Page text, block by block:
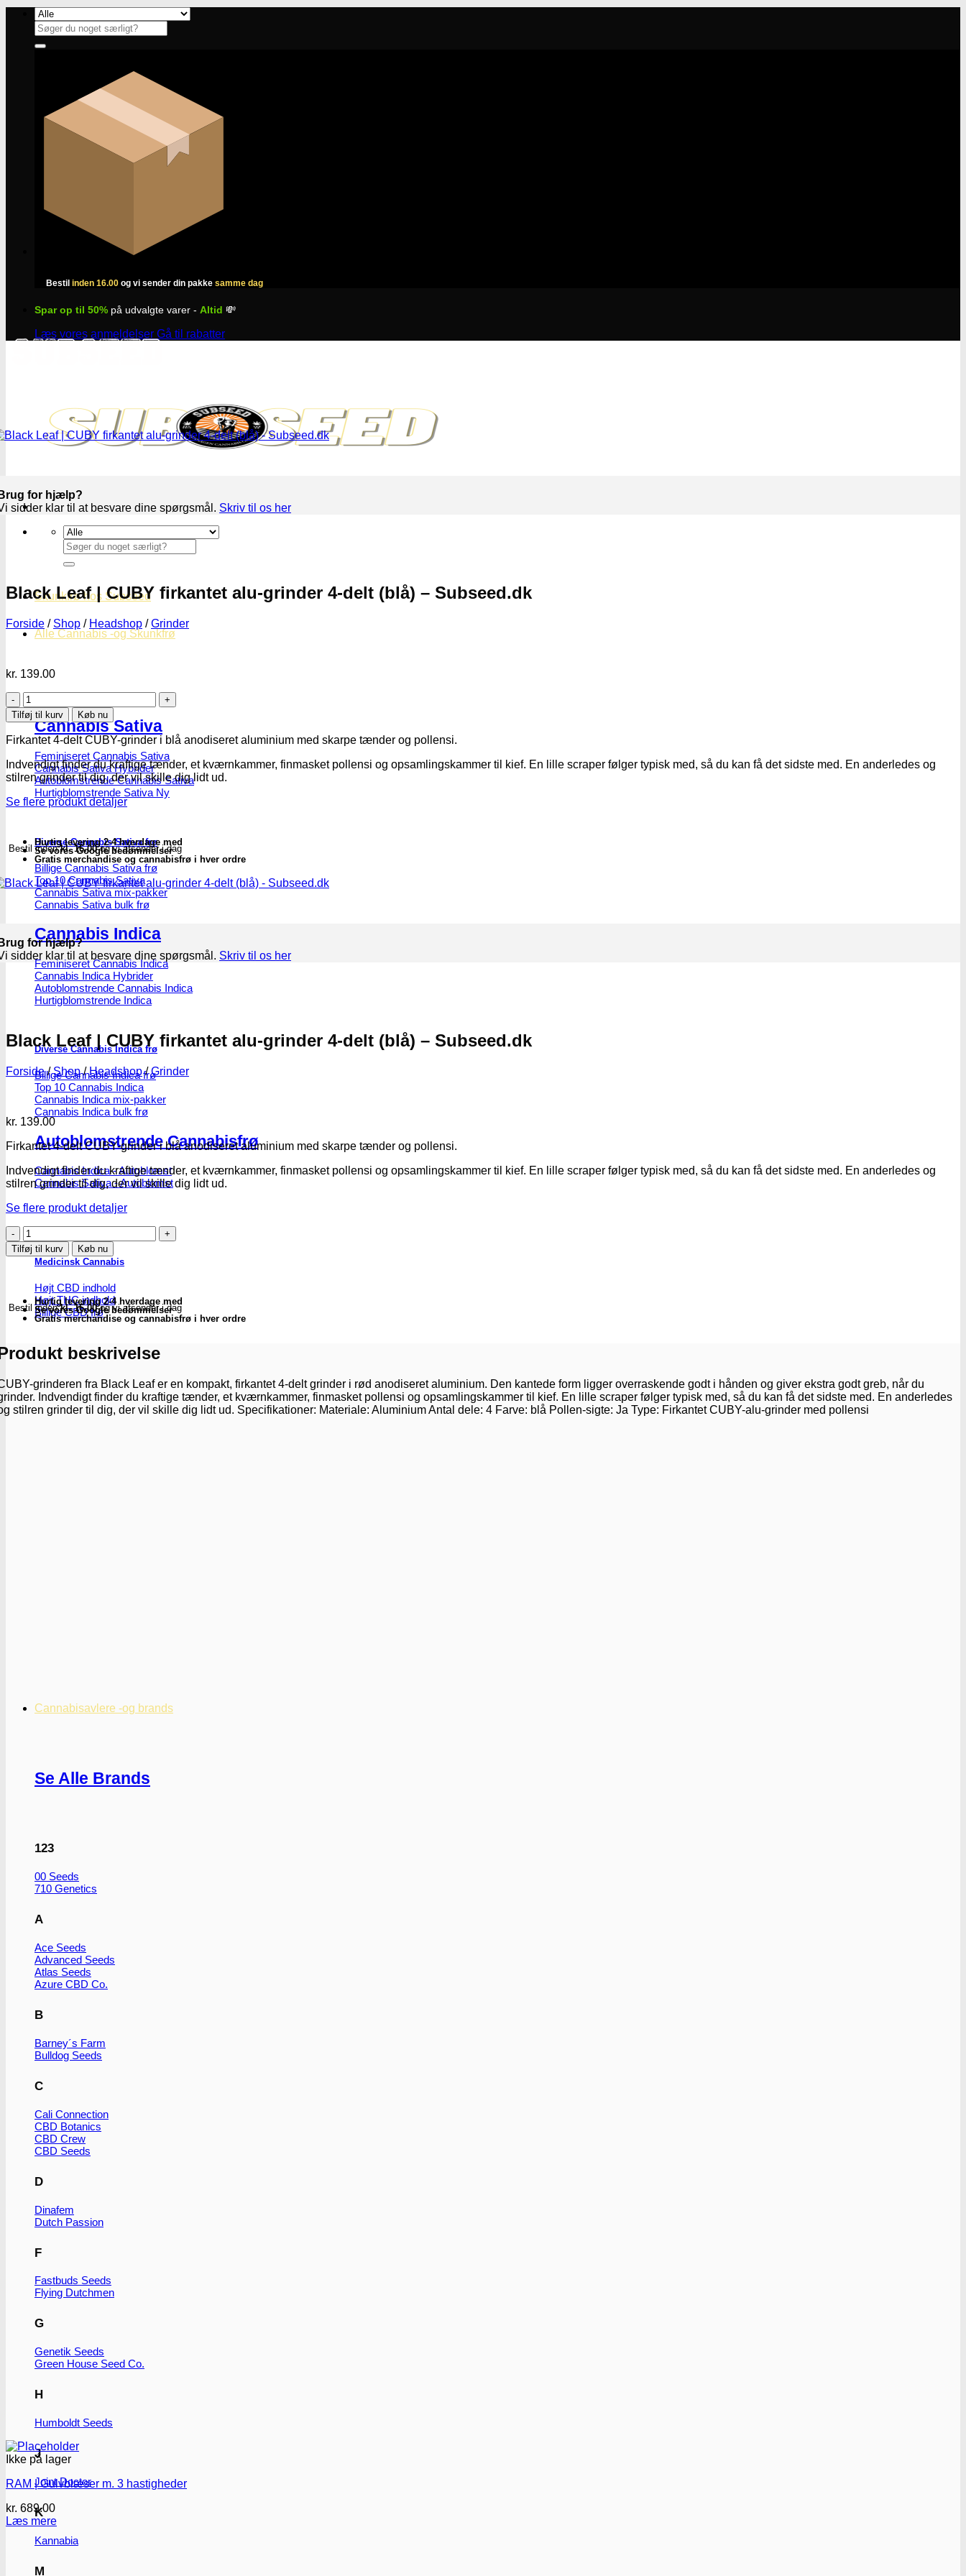
Fortsæt
indhold
Søg
efter:
Bestil inden 16.00 og vi sender din pakke samme dag
Spar op til 50% på udvalgte varer - Altid 💸
Læs vores anmeldelser Gå til rabatter
Søg
efter:
Skunkfrø hos Subseed
Alle Cannabis -og Skunkfrø
Cannabis Sativa
Feminiseret Cannabis Sativa
Cannabis Sativa Hybrider
Autoblomstrende Cannabis Sativa
Hurtigblomstrende Sativa
Diverse Cannabis Sativa frø
Billige Cannabis Sativa frø
Top 10 Cannabis Sativa
Cannabis Sativa mix-pakker
Cannabis Sativa bulk frø
Cannabis Indica
Feminiseret Cannabis Indica
Cannabis Indica Hybrider
Autoblomstrende Cannabis Indica
Hurtigblomstrende Indica
Diverse Cannabis Indica frø
Billige Cannabis Indica frø
Top 10 Cannabis Indica
Cannabis Indica mix-pakker
Cannabis Indica bulk frø
Autoblomstrende Cannabisfrø
Cannabis Indica - Autoblomst
Cannabis Sativa - Autoblomst
Medicinsk Cannabis
Højt CBD indhold
Højt THC indhold
Billige CBD frø
Cannabisavlere -og brands
Se Alle Brands
123
00 Seeds
710 Genetics
A
Ace Seeds
Advanced Seeds
Atlas Seeds
Azure CBD Co.
B
Barney´s Farm
Bulldog Seeds
C
Cali Connection
CBD Botanics
CBD Crew
CBD Seeds
D
Dinafem
Dutch Passion
F
Fastbuds Seeds
Flying Dutchmen
G
Genetik Seeds
Green House Seed Co.
H
Humboldt Seeds
J
Joint Doctor
K
Kannabia
M
for hjælp?
sidder klar til at besvare dine spørgsmål. Skriv til os her
Black Leaf | CUBY firkantet alu-grinder 4-delt (blå) – Subseed.dk
Forside / Shop / Headshop / Grinder
kr. 139.00
Black
Leaf
|
CUBY
firkantet
alu-
grinder
delt
Subseed.dk
antal
Tilføj til kurv Køb nu
Firkantet 4-delt CUBY-grinder i blå anodiseret aluminium med skarpe tænder og pollensi.
Indvendigt finder du kraftige tænder, et kværnkammer, finmasket pollensi og opsamlingskammer til kief. En lille scraper følger typisk med, så du kan få det sidste med. En anderledes og
stilren grinder til dig, der vil skille dig lidt ud.
Se flere produkt detaljer
Bestil indenkl. 16.00og vi afsender i dag
Hurtig levering 2-4 hverdage med
Se vores Google bedømmelser
Gratis merchandise og cannabisfrø i hver ordre
for hjælp?
sidder klar til at besvare dine spørgsmål. Skriv til os her
Black Leaf | CUBY firkantet alu-grinder 4-delt (blå) – Subseed.dk
Forside / Shop / Headshop / Grinder
kr. 139.00
Firkantet 4-delt CUBY-grinder i blå anodiseret aluminium med skarpe tænder og pollensi.
Indvendigt finder du kraftige tænder, et kværnkammer, finmasket pollensi og opsamlingskammer til kief. En lille scraper følger typisk med, så du kan få det sidste med. En anderledes og
stilren grinder til dig, der vil skille dig lidt ud.
Se flere produkt detaljer
Black
Leaf
|
CUBY
firkantet
alu-
grinder
4-
(blå)
-
antal
Tilføj til kurv Køb nu
Bestil indenkl. 16.00og vi afsender i dag
Hurtig levering 2-4 hverdage med
Se vores Google bedømmelser
Gratis merchandise og cannabisfrø i hver ordre
beskrivelse
grinderen fra Black Leaf er en kompakt, firkantet 4-delt grinder i rød anodiseret aluminium. Den kantede form ligger overraskende godt i hånden og giver ekstra godt greb, når du
Indvendigt finder du kraftige tænder, et kværnkammer, finmasket pollensi og opsamlingskammer til kief. En lille scraper følger typisk med, så du kan få det sidste med. En anderledes
stilren grinder til dig, der vil skille dig lidt ud. Specifikationer: Materiale: Aluminium Antal dele: 4 Farve: blå Pollen-sigte: Ja Type: Firkantet CUBY-alu-grinder med pollensi
Ikke på lager
RAM | Gulvblæser m. 3 hastigheder
kr. 689.00
Læs mere